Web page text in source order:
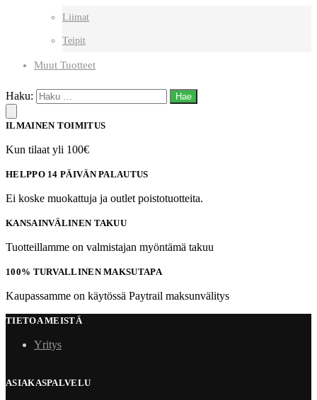
Liimat
Teipit
Muut Tuotteet
Haku:
ILMAINEN TOIMITUS
Kun tilaat yli 100€
HELPPO 14 PÄIVÄN PALAUTUS
Ei koske muokattuja ja outlet poistotuotteita.
KANSAINVÄLINEN TAKUU
Tuotteillamme on valmistajan myöntämä takuu
100% TURVALLINEN MAKSUTAPA
Kaupassamme on käytössä Paytrail maksunvälitys
TIETOA MEISTÄ
Yritys
ASIAKASPALVELU